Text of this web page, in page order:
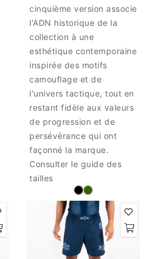
cinquième version associe
l'ADN historique de la
collection à une
esthétique contemporaine
inspirée des motifs
camouflage et de
l'univers tactique, tout en
restant fidèle aux valeurs
de progression et de
persévérance qui ont
façonné la marque.
Consulter le guide des
tailles